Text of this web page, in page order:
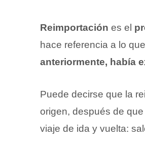
Reimportación es el
hace referencia a lo
anteriormente, había
Puede decirse que la
origen, después de
viaje de ida y vuelta: